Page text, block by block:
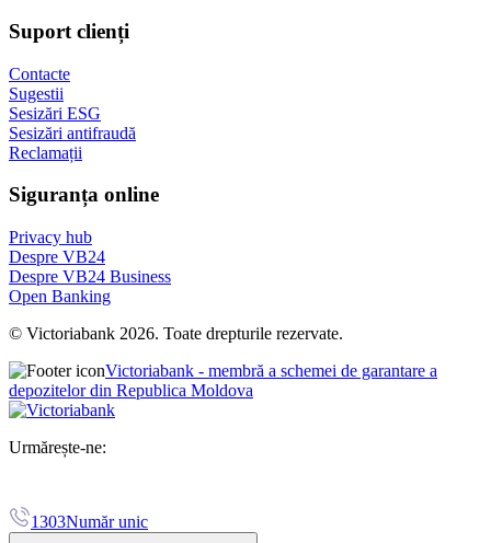
Suport clienți
Contacte
Sugestii
Sesizări ESG
Sesizări antifraudă
Reclamații
Siguranța online
Privacy hub
Despre VB24
Despre VB24 Business
Open Banking
© Victoriabank 2026. Toate drepturile rezervate.
Victoriabank - membră a schemei de garantare a
depozitelor din Republica Moldova
Urmărește-ne:
1303Număr unic